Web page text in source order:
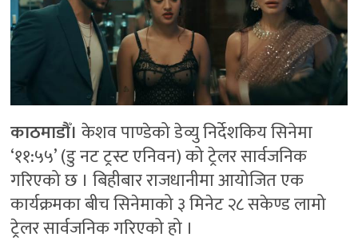
काठमाडौँ। केशव पाण्डेको डेव्यु निर्देशकिय सिनेमा
‘११:५५’ (डु नट ट्रस्ट एनिवन) को ट्रेलर सार्वजनिक
गरिएको छ । बिहीबार राजधानीमा आयोजित एक
कार्यक्रमका बीच सिनेमाको ३ मिनेट २८ सकेण्ड लामो
ट्रेलर सार्वजनिक गरिएको हो ।